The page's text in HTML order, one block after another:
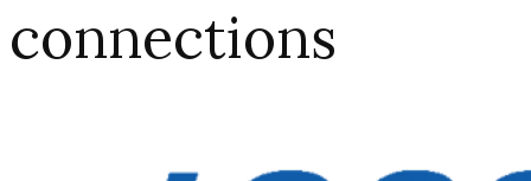
connections​